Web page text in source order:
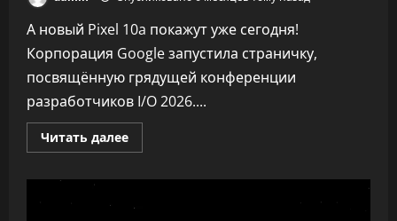
А новый Pixel 10a покажут уже сегодня!
Корпорация Google запустила страничку,
посвящённую грядущей конференции
разработчиков I/O 2026....
Читать далееПрочитать
больше
конференции